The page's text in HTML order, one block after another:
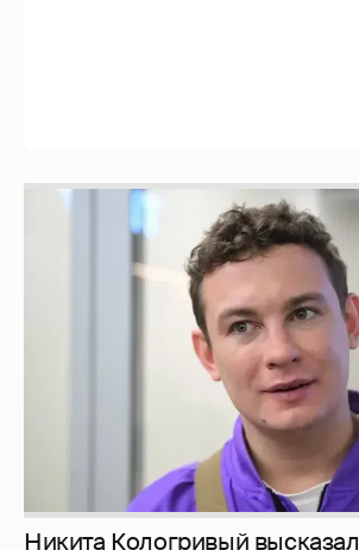
Никита Кологривый